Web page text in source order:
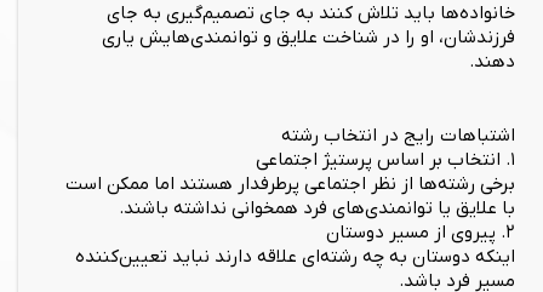
خانواده‌ها باید تلاش کنند به جای تصمیم‌گیری به جای
فرزندشان، او را در شناخت علایق و توانمندی‌هایش یاری
دهند.
اشتباهات رایج در انتخاب رشته
۱. انتخاب بر اساس پرستیژ اجتماعی
برخی رشته‌ها از نظر اجتماعی پرطرفدار هستند اما ممکن است
با علایق یا توانمندی‌های فرد همخوانی نداشته باشند.
۲. پیروی از مسیر دوستان
اینکه دوستان به چه رشته‌ای علاقه دارند نباید تعیین‌کننده
مسیر فرد باشد.